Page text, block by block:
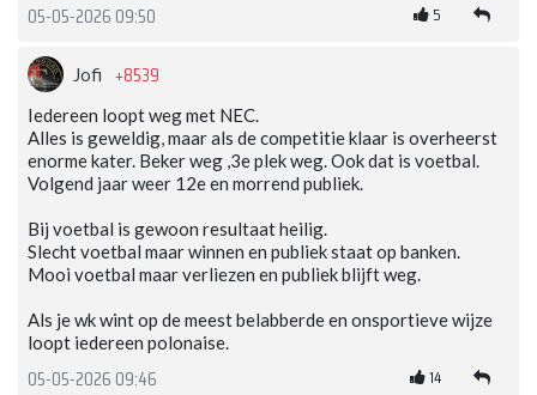
05-05-2026 09:50 5
Jofi +8539
Iedereen loopt weg met NEC.
Alles is geweldig, maar als de competitie klaar is overheerst
enorme kater. Beker weg ,3e plek weg. Ook dat is voetbal.
Volgend jaar weer 12e en morrend publiek.
Bij voetbal is gewoon resultaat heilig.
Slecht voetbal maar winnen en publiek staat op banken.
Mooi voetbal maar verliezen en publiek blijft weg.
Als je wk wint op de meest belabberde en onsportieve wijze
loopt iedereen polonaise.
05-05-2026 09:46 14